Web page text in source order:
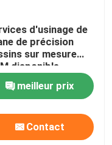
d'usinage de
de précision
sur mesure
disponible
meilleur prix
Contact